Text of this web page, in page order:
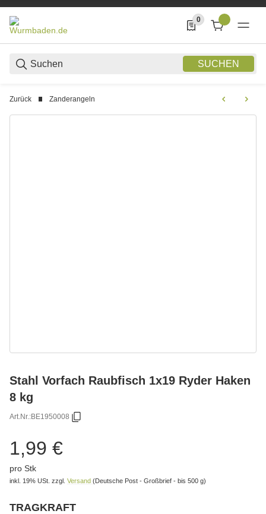
SUCHEN
0
0 Produkte in der
Zurück Zanderangeln
Stahl Vorfach Raubfisch 1x19 Ryder Haken
8 kg
Art.Nr.:BE1950008
1,99 €
pro Stk
inkl. 19% USt. zzgl. Versand (Deutsche Post - Großbrief - bis 500 g)
TRAGKRAFT